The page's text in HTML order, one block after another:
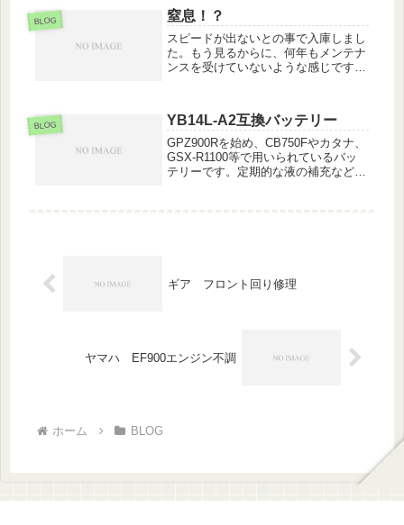
BLOG 窒息！？
スピードが出ないとの事で入庫しまし
た。もう見るからに、何年もメンテナ
ンスを受けていないような感じです。
ね(>_<)FI車ですと、補正が掛かって
本当にギリギリまで走れてしまい...
BLOG YB14L-A2互換バッテリー
GPZ900Rを始め、CB750Fやカタナ、
GSX-R1100等で用いられているバッ
テリーです。定期的な液の補充などメ
ギア フロント回り修理
ヤマハ EF900エンジン不調
ホーム BLOG